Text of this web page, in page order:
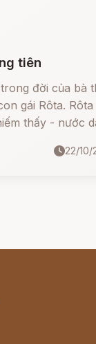
tiên
đời của bà
gái Rôta. Rôta
thấy - nước
nàng đã gặt được
miệng ca hát.
22/10/